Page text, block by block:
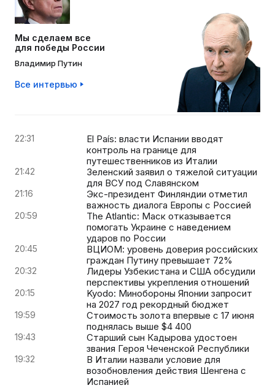
Мы сделаем все
для победы России
Владимир Путин
Все интервью
22:31
El País: власти Испании вводят
контроль на границе для
путешественников из Италии
21:42
Зеленский заявил о тяжелой ситуации
для ВСУ под Славянском
21:16
Экс-президент Финляндии отметил
важность диалога Европы с Россией
20:59
The Atlantic: Маск отказывается
помогать Украине с наведением
ударов по России
20:45
ВЦИОМ: уровень доверия российских
граждан Путину превышает 72%
20:32
Лидеры Узбекистана и США обсудили
перспективы укрепления отношений
20:15
Kyodo: Минобороны Японии запросит
на 2027 год рекордный бюджет
19:59
Стоимость золота впервые с 17 июня
поднялась выше $4 400
19:43
Старший сын Кадырова удостоен
звания Героя Чеченской Республики
19:32
В Италии назвали условие для
возобновления действия Шенгена с
Испанией